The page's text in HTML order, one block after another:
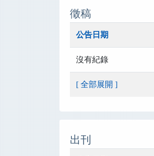
徵稿
公告日期
沒有紀錄
[ 全部展開 ]
出刊